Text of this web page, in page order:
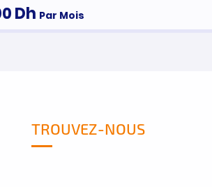
Dh Par Mois
TROUVEZ-NOUS